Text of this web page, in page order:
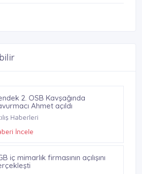
2. OSB Kavşağında
Ahmet açıldı
Haberleri
İncele
iç mimarlık firmasının açılışını